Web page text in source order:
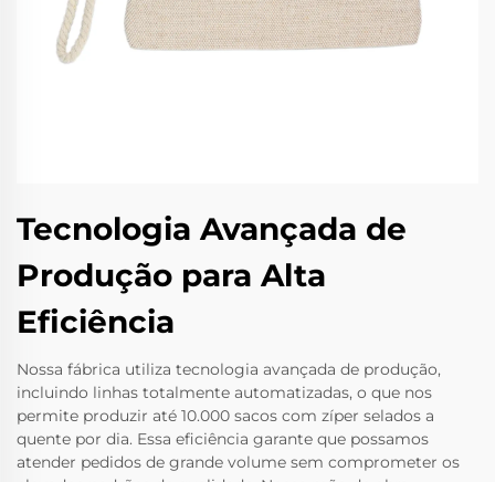
Tecnologia Avançada de
Produção para Alta
Eficiência
Nossa fábrica utiliza tecnologia avançada de produção,
incluindo linhas totalmente automatizadas, o que nos
permite produzir até 10.000 sacos com zíper selados a
quente por dia. Essa eficiência garante que possamos
atender pedidos de grande volume sem comprometer os